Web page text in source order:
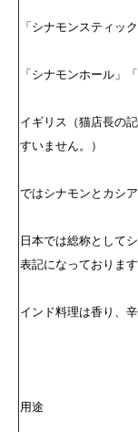
「シナモンスティッ
「シナモンホール」
イギリス（猫店長の
すいません。）
ではシナモンとカシ
日本では総称として
表記になっております
インド料理は香り、
用途